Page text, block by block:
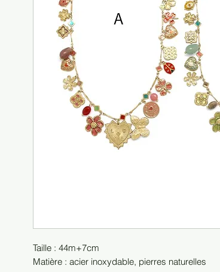
Taille : 44m+7cm
Matière : acier inoxydable, pierres naturelles